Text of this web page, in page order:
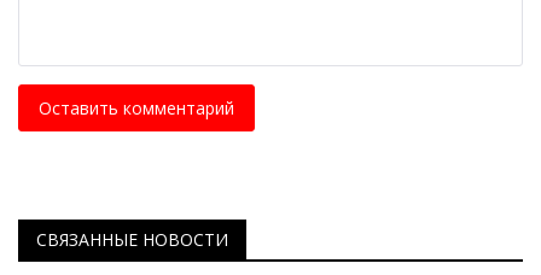
Оставить комментарий
СВЯЗАННЫЕ НОВОСТИ